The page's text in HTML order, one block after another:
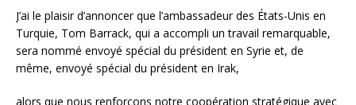
J’ai le plaisir d’annoncer que l’ambassadeur des États-Unis en
Turquie, Tom Barrack, qui a accompli un travail remarquable,
sera nommé envoyé spécial du président en Syrie et, de
même, envoyé spécial du président en Irak,
alors que nous renforçons notre coopération stratégique avec